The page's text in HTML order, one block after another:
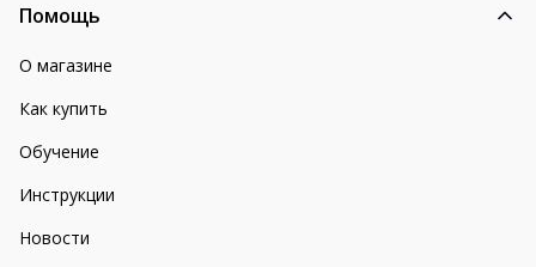
Помощь
О магазине
Как купить
Обучение
Инструкции
Новости